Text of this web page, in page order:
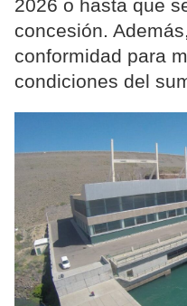
2026 o hasta que
concesión.
conformidad para
condiciones del